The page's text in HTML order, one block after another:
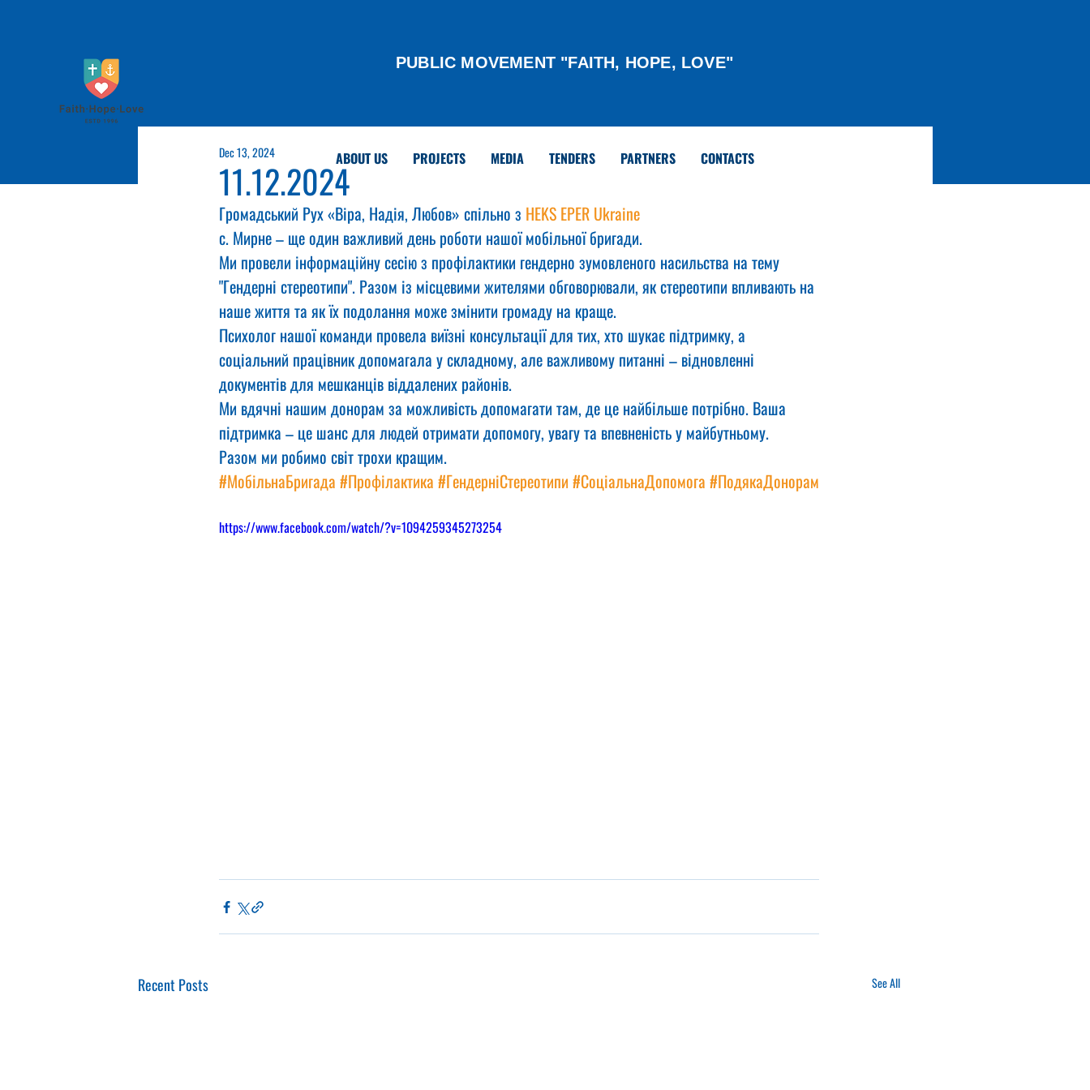
PUBLIC MOVEMENT "FAITH, HOPE, LOVE"
ABOUT US PROJECTS MEDIA TENDERS PARTNERS CONTACTS
11.12.2024
Dec 13, 2024
Громадський Рух «Віра, Надія, Любов» спільно з HEKS EPER Ukraine
с. Мирне – ще один важливий день роботи нашої мобільної бригади.
Ми провели інформаційну сесію з профілактики гендерно зумовленого насильства на тему
"Гендерні стереотипи". Разом із місцевими жителями обговорювали, як стереотипи впливають на
наше життя та як їх подолання може змінити громаду на краще.
Психолог нашої команди провела виїзні консультації для тих, хто шукає підтримку, а
соціальний працівник допомагала у складному, але важливому питанні – відновленні
документів для мешканців віддалених районів.
Ми вдячні нашим донорам за можливість допомагати там, де це найбільше потрібно. Ваша
підтримка – це шанс для людей отримати допомогу, увагу та впевненість у майбутньому.
Разом ми робимо світ трохи кращим.
#МобільнаБригада #Профілактика #ГендерніСтереотипи #СоціальнаДопомога #ПодякаДонорам
https://www.facebook.com/watch/?v=1094259345273254
Recent Posts See All